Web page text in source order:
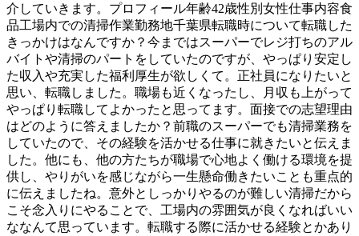
介していきます。プロフィール年齢42歳性別女性仕事内容食
品工場内での清掃作業勤務地千葉県転職時について転職した
きっかけはなんですか？今まではスーパーでレジ打ちのアル
バイトや清掃のパートをしていたのですが、やっぱり安定し
た収入や充実した福利厚生が欲しくて。正社員になりたいと
思い、転職しました。職場も近くなったし、月収も上がって
やっぱり転職してよかったと思ってます。面接での志望理由
はどのように答えましたか？前職のスーパーでも清掃業務を
していたので、その経験を活かせる仕事に就きたいと伝えま
した。他にも、他の方たちが職場で心地よく働ける環境を提
供し、やりがいを感じながら一生懸命働きたいことも重点的
に伝えましたね。意外としっかりやるのが難しい清掃だから
こそ念入りにやることで、工場内の雰囲気が良くなればいい
ななんて思っています。転職する際に活かせる経験とかあり